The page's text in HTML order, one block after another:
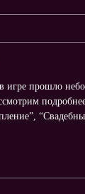
игре прошло